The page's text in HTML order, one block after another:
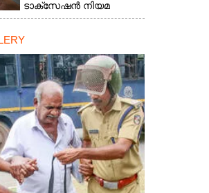
ടാക്‌സേഷൻ നിയമ
ഭേദഗതി വ്യക്തമാക്കി